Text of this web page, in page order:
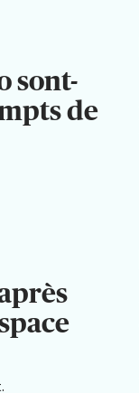
sont-
de